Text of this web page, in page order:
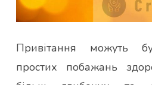
Привітання можуть
простих побажань